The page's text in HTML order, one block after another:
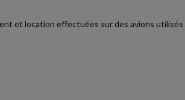
et location effectuées sur des avions utilisés